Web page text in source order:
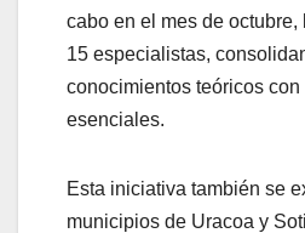
cabo en el mes de
15 especialistas,
conocimientos teóricos
esenciales.
Esta iniciativa también se
municipios de Uracoa y